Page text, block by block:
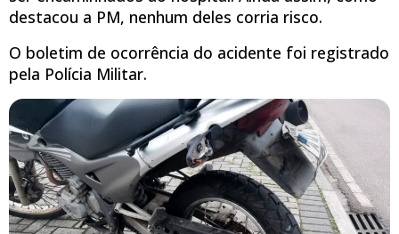
destacou a PM, nenhum deles corria risco.
O boletim de ocorrência do acidente foi registrado
pela Polícia Militar.